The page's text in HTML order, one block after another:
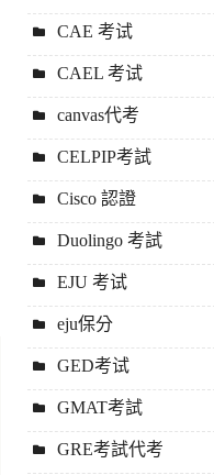
CAE 考试
CAEL 考试
canvas代考
CELPIP考試
Cisco 認證
Duolingo 考試
EJU 考试
eju保分
GED考试
GMAT考試
GRE考試代考